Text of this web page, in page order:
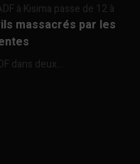
à Kisima passe de 12 à
massacrés par les
dans deux...